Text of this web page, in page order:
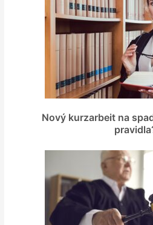
Nový kurzarbeit na